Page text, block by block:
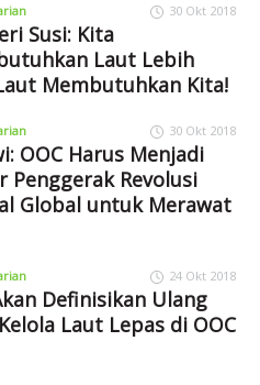
30 Okt 2018
Susi: Kita
Laut Lebih
Membutuhkan Kita!
30 Okt 2018
OOC Harus Menjadi
Penggerak Revolusi
Global untuk Merawat
24 Okt 2018
Definisikan Ulang
Laut Lepas di OOC